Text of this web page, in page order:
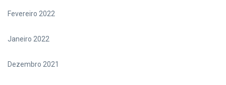
Fevereiro 2022
Janeiro 2022
Dezembro 2021